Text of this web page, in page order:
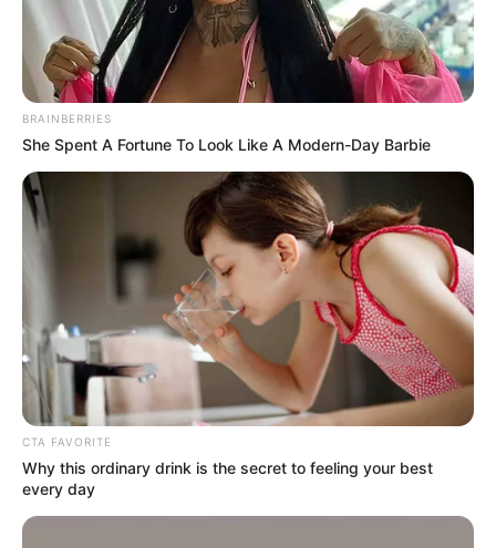
BRAINBERRIES
She Spent A Fortune To Look Like A Modern-Day Barbie
CTA FAVORITE
Why this ordinary drink is the secret to feeling your best
every day